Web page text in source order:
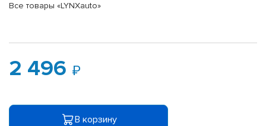
Все товары «LYNXauto»
2 496
В корзину